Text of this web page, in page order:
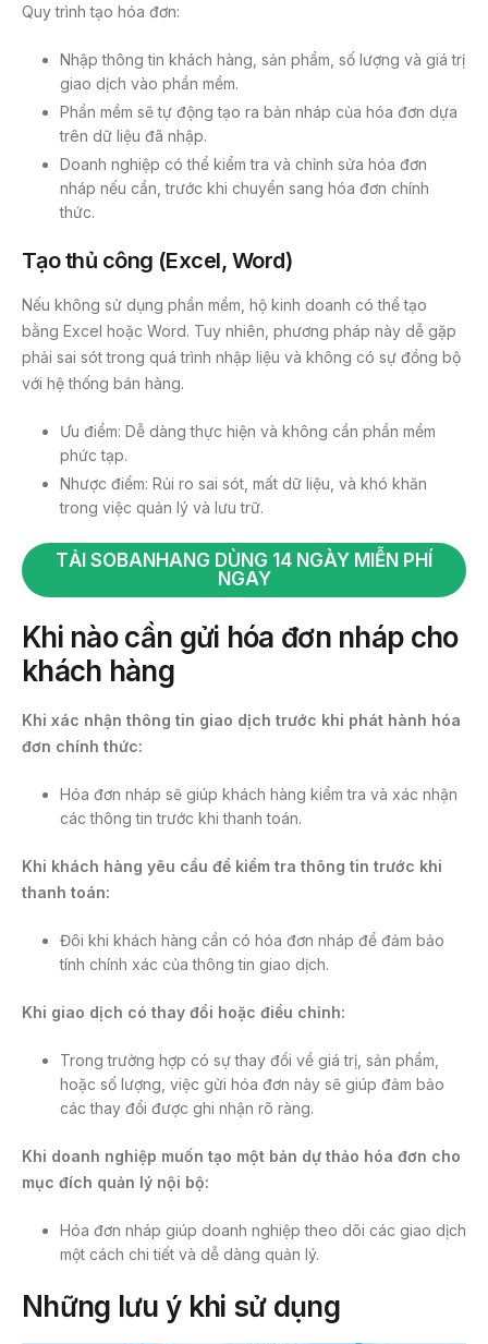
Quy trình tạo hóa đơn:
Nhập thông tin khách hàng, sản phẩm, số lượng và giá trị
giao dịch vào phần mềm.
Phần mềm sẽ tự động tạo ra bản nháp của hóa đơn dựa
trên dữ liệu đã nhập.
Doanh nghiệp có thể kiểm tra và chỉnh sửa hóa đơn
nháp nếu cần, trước khi chuyển sang hóa đơn chính
thức.
Tạo thủ công (Excel, Word)
Nếu không sử dụng phần mềm, hộ kinh doanh có thể tạo
bằng Excel hoặc Word. Tuy nhiên, phương pháp này dễ gặp
phải sai sót trong quá trình nhập liệu và không có sự đồng bộ
với hệ thống bán hàng.
Ưu điểm: Dễ dàng thực hiện và không cần phần mềm
phức tạp.
Nhược điểm: Rủi ro sai sót, mất dữ liệu, và khó khăn
trong việc quản lý và lưu trữ.
TẢI SOBANHANG DÙNG 14 NGÀY MIỄN PHÍ
NGAY
Khi nào cần gửi hóa đơn nháp cho
khách hàng
Khi xác nhận thông tin giao dịch trước khi phát hành hóa
đơn chính thức:
Hóa đơn nháp sẽ giúp khách hàng kiểm tra và xác nhận
các thông tin trước khi thanh toán.
Khi khách hàng yêu cầu để kiểm tra thông tin trước khi
thanh toán:
Đôi khi khách hàng cần có hóa đơn nháp để đảm bảo
tính chính xác của thông tin giao dịch.
Khi giao dịch có thay đổi hoặc điều chỉnh:
Trong trường hợp có sự thay đổi về giá trị, sản phẩm,
hoặc số lượng, việc gửi hóa đơn này sẽ giúp đảm bảo
các thay đổi được ghi nhận rõ ràng.
Khi doanh nghiệp muốn tạo một bản dự thảo hóa đơn cho
mục đích quản lý nội bộ:
Hóa đơn nháp giúp doanh nghiệp theo dõi các giao dịch
một cách chi tiết và dễ dàng quản lý.
Những lưu ý khi sử dụng